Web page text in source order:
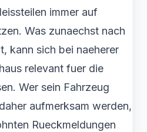
immer auf
Was zunaechst nach
kann sich bei naeherer
relevant fuer die
Wer sein Fahrzeug
aufmerksam werden,
Rueckmeldungen